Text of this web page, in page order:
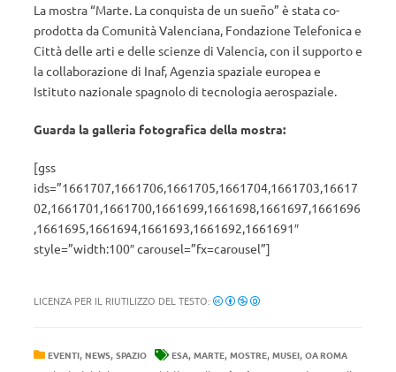
La mostra “Marte. La conquista de un sueño” è stata co-
prodotta da Comunità Valenciana, Fondazione Telefonica e
Città delle arti e delle scienze di Valencia, con il supporto e
la collaborazione di Inaf, Agenzia spaziale europea e
Istituto nazionale spagnolo di tecnologia aerospaziale.
Guarda la galleria fotografica della mostra:
[gss
ids=”1661707,1661706,1661705,1661704,1661703,16617
02,1661701,1661700,1661699,1661698,1661697,1661696
,1661695,1661694,1661693,1661692,1661691″
style=”width:100″ carousel=”fx=carousel”]
LICENZA PER IL RIUTILIZZO DEL TESTO:
EVENTI, NEWS, SPAZIO ESA, MARTE, MOSTRE, MUSEI, OA ROMA